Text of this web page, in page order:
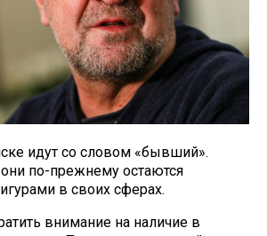
идут со словом «бывший».
они по-прежнему остаются
в своих сферах.
внимание на наличие в